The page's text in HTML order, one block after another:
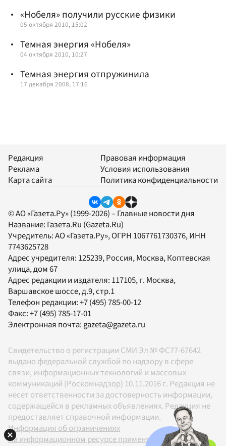
«Нобеля» получили русские физики
05 октября 2010, 15:02
Темная энергия «Нобеля»
04 октября 2010, 10:27
Темная энергия отпружинила
17 декабря 2008, 17:16
Редакция
Реклама
Карта сайта
Правовая информация
Условия использования
Политика конфиденциальности
© АО «Газета.Ру» (1999-2026) – Главные новости дня
Название: Газета.Ru (Gazeta.Ru)
Учредитель:АО «Газета.Ру», ОГРН 1067761730376, ИНН
7743625728
Адрес учредителя: 125239, Россия, Москва, Коптевская
улица, дом 67
Адрес редакции и издателя: 117105, г. Москва,
Варшавское шоссе, д.9, стр.1
Телефон редакции:+7 (495) 785-00-12
Факс:+7 (495) 785-17-01
Электронная почта:gazeta@gazeta.ru
Свидетельство о регистрации СМИ Эл № ФС77-67642
выдано федеральной службой по надзору в сфере
связи, информационных технологий и массовых
коммуникаций (Роскомнадзор) 10.11.2016 г. Редакция не
несет ответственности за достоверность информации,
содержащейся в рекламных объявлениях. Редакция не
предоставляет справочной информации.
Информация об ограничениях
На информационном ресурсе применяются